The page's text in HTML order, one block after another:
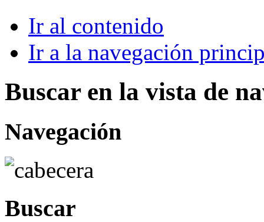
Ir al contenido
Ir a la navegación
Buscar en la vista de
Navegación
Buscar